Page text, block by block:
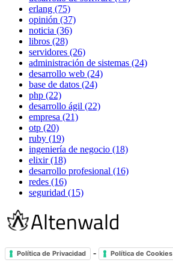
erlang (75)
opinión (37)
noticia (36)
libros (28)
servidores (26)
administración de sistemas (24)
desarrollo web (24)
base de datos (24)
php (22)
desarrollo ágil (22)
empresa (21)
otp (20)
ruby (19)
ingeniería de negocio (18)
elixir (18)
desarrollo profesional (16)
redes (16)
seguridad (15)
Política de Privacidad - Política de Cookies